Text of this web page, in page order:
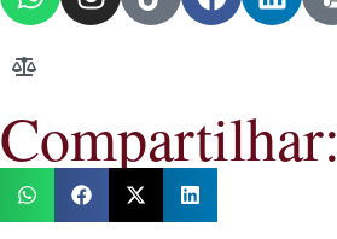
Compartilhar: